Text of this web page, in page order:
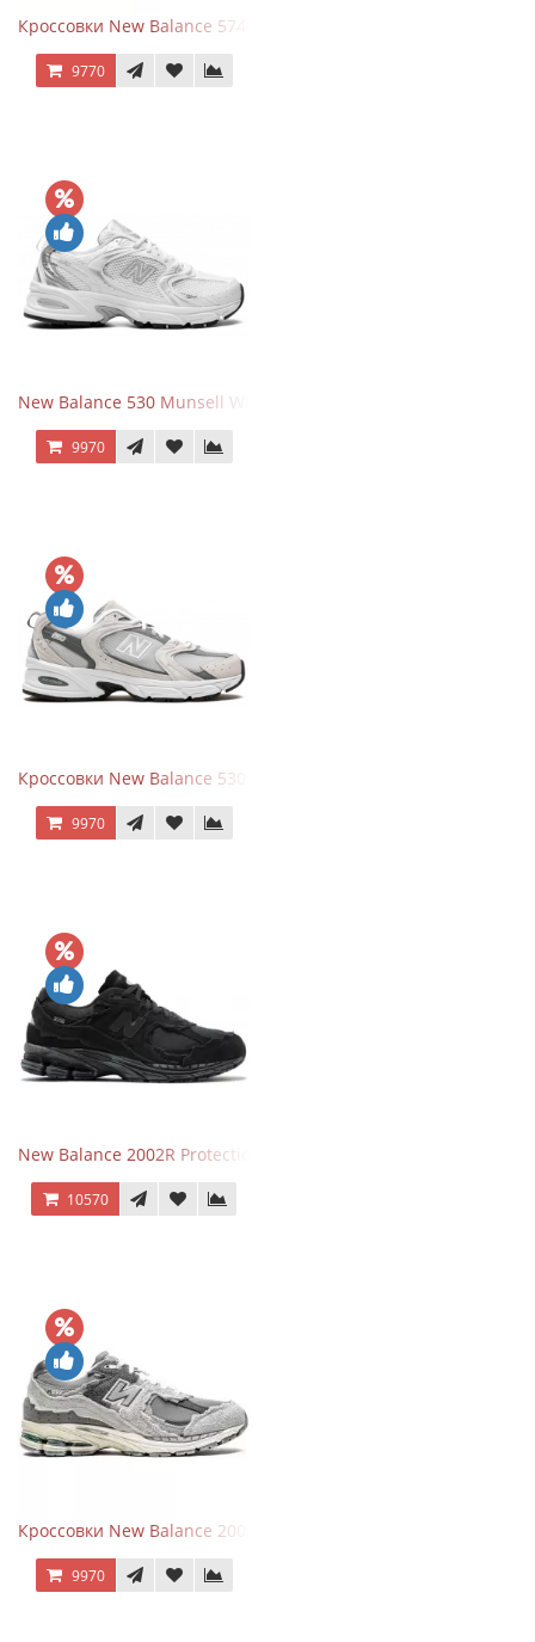
Кроссовки New Balance 574 Evergreen Black
9770
New Balance 530 Munsell White Silver
9970
Кроссовки New Balance 530 Grey Matter Harbor Grey
9970
New Balance 2002R Protection Phantom Black
10570
Кроссовки New Balance 2002R Protection Pack Grey
9970